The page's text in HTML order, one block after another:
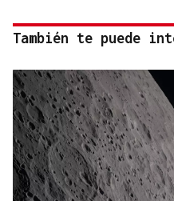
También te puede